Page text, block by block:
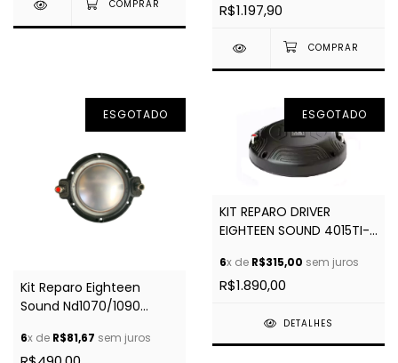
R$1.197,90
ESGOTADO
Kit Reparo Eighteen
Sound Nd1070/1090
6x de R$81,67 sem juros
ESGOTADO
KIT REPARO DRIVER
EIGHTEEN SOUND 4015TI-
6x de R$315,00 sem juros
R$1.890,00
DETALHES